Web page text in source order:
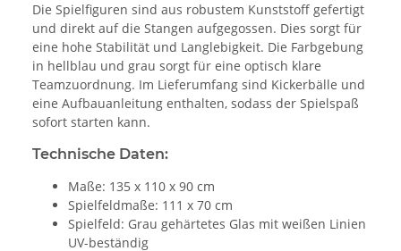
Die Spielfiguren sind aus robustem Kunststoff gefertigt
und direkt auf die Stangen aufgegossen. Dies sorgt für
eine hohe Stabilität und Langlebigkeit. Die Farbgebung
in hellblau und grau sorgt für eine optisch klare
Teamzuordnung. Im Lieferumfang sind Kickerbälle und
eine Aufbauanleitung enthalten, sodass der Spielspaß
sofort starten kann.
Technische Daten:
Maße: 135 x 110 x 90 cm
Spielfeldmaße: 111 x 70 cm
Spielfeld: Grau gehärtetes Glas mit weißen Linien
UV-beständig